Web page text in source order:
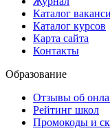
Каталог
Каталог курсов
Карта сайта
Контакты
Образование
Отзывы об
Рейтинг школ
Промокоды и